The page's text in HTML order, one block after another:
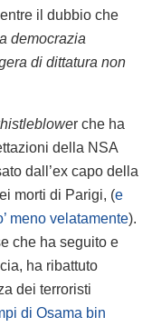
il dubbio che
democrazia
di dittatura non
r che ha
della NSA
dall’ex capo della
morti di Parigi, (e
meno velatamente).
che ha seguito e
ha ribattuto
dei terroristi
di Osama bin